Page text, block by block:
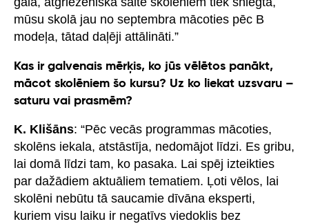
mūsu skolā jau no septembra mācoties pēc B
modeļa, tātad daļēji attālināti.”
Kas ir galvenais mērķis, ko jūs vēlētos panākt,
mācot skolēniem šo kursu? Uz ko liekat uzsvaru –
saturu vai prasmēm?
K. Klišāns: “Pēc vecās programmas mācoties,
skolēns iekala, atstāstīja, nedomājot līdzi. Es gribu,
lai domā līdzi tam, ko pasaka. Lai spēj izteikties
par dažādiem aktuāliem tematiem. Ļoti vēlos, lai
skolēni nebūtu tā saucamie dīvāna eksperti,
kuriem visu laiku ir negatīvs viedoklis bez